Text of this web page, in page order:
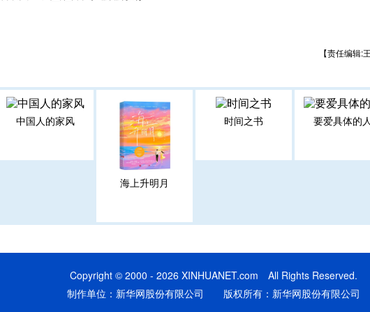
【责任编辑:
中国人的家风
海上升明月
时间之书 要爱具体的人
Copyright © 2000 - 2026 XINHUANET.com All Rights Reserved.
制作单位：新华网股份有限公司 版权所有：新华网股份有限公司